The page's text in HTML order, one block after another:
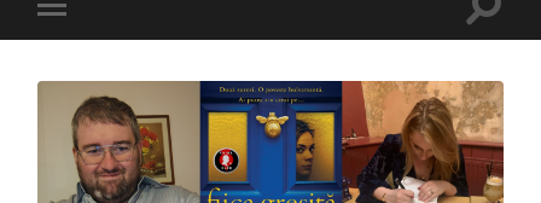
Toggle
mobile
Toggle